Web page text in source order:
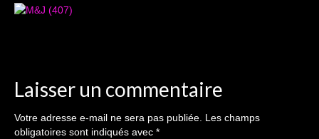
Mariages
The smash cake: 1 an / 2
Séance Noël
Laisser un commentaire
Votre adresse e-mail ne sera pas publiée. Les champs
obligatoires sont indiqués avec *